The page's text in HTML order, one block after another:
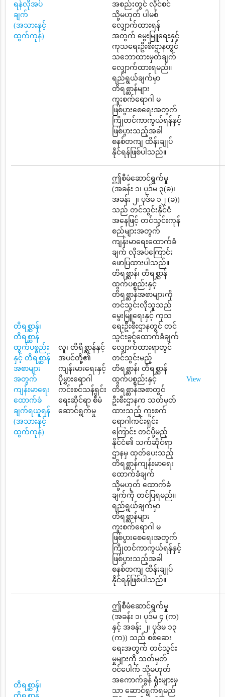
ရန်လိုအပ်
ချက်
(အသားနှင့်
ထွက်ကုန်)
အစည်းတွင် လိုင်စင်
သို့မဟုတ် ပါမစ်
လျှောက်ထားရန်
အတွက် မွေးမြူရေးနှင့်
ကုသရေးဦးစီးဌာနတွင်
သဘောထားမှတ်ချက်
လျှောက်ထားရမည်။
ရည်ရွယ်ချက်မှာ
တိရစ္ဆာန်များ
ကူးစက်ရောဂါ မ
ဖြစ်ပွားစေရေးအတွက်
ကြိုတင်ကာကွယ်ရန်နှင့်
ဖြစ်ပွားသည့်အခါ
စနစ်တကျ ထိန်းချုပ်
နိုင်ရန်ဖြစ်ပါသည်။
တိရစ္ဆာန်၊
တိရစ္ဆာန်
ထွက်ပစ္စည်း
နှင့် တိရစ္ဆာန်
အစာများ
အတွက်
ကျန်းမာရေး
ထောက်ခံ
ချက်ရယူရန်
(အသားနှင့်
ထွက်ကုန်)
လူ၊ တိရိစ္ဆာန်နှင့်
အပင်တို့၏
ကျန်းမားရေးနှင့်
ပိုမွှားရောဂါ
ကင်းစင်သန့်ရှင်း
ရေးဆိုင်ရာ စီမံ
ဆောင်ရွက်မှု
ဤစီမံဆောင်ရွက်မှု
(အခန်း ၁၊ ပုဒ်မ ၃(ခ)၊
အခန်း ၂၊ ပုဒ်မ ၁၂ (ခ))
သည် တင်သွင်းနိုင်ငံ
အနေဖြင့် တင်သွင်းကုန်
စည်များအတွက်
ကျန်းမာရေးထောက်ခံ
ချက် လိုအပ်ကြောင်း
ဖောပြထားပါသည်။
တိရစ္ဆာန်၊ တိရစ္ဆာန်
ထွက်ပစ္စည်းနှင့်
တိရစ္ဆာန်အစာများကို
တင်သွင်းလိုသူသည်
မွေးမြူရေးနှင့် ကုသ
ရေးဦးစီးဌာနတွင် တင်
သွင်းခွင့်ထောက်ခံချက်
လျှောက်ထားရာတွင်
တင်သွင်းမည့်
တိရစ္ဆာန်၊ တိရစ္ဆာန်
ထွက်ပစ္စည်းနှင့်
တိရစ္ဆာန်အစာတွင်
ဦးစီးဌာနက သတ်မှတ်
ထားသည့် ကူးစက်
ရောဂါကင်းရှင်း
ကြောင်း တင်ပို့မည့်
နိုင်ငံ၏ သက်ဆိုင်ရာ
ဌာနမှ ထုတ်ပေးသည့်
တိရစ္ဆာန်ကျန်းမာရေး
ထောက်ခံချက်
သို့မဟုတ် ထောက်ခံ
ချက်ကို တင်ပြရမည်။
ရည်ရွယ်ချက်မှာ
တိရစ္ဆာန်များ
ကူးစက်ရောဂါ မ
ဖြစ်ပွားစေရေးအတွက်
ကြိုတင်ကာကွယ်ရန်နှင့်
ဖြစ်ပွားသည့်အခါ
စနစ်တကျ ထိန်းချုပ်
နိုင်ရန်ဖြစ်ပါသည်။
View
တိရစ္ဆာန်၊
ဤစီမံဆောင်ရွက်မှု
(အခန်း ၁၊ ပုဒ်မ ၄ (က)
နှင့် အခန်း ၂၊ ပုဒ်မ ၁၃
(က)) သည် စစ်ဆေး
ရေးအတွက် တင်သွင်း
မှုများကို သတ်မှတ်
ဝင်ပေါက် သို့မဟုတ်
အကောက်ခွန် ရုံးများမှ
သာ ဆောင်ရွက်ရမည်